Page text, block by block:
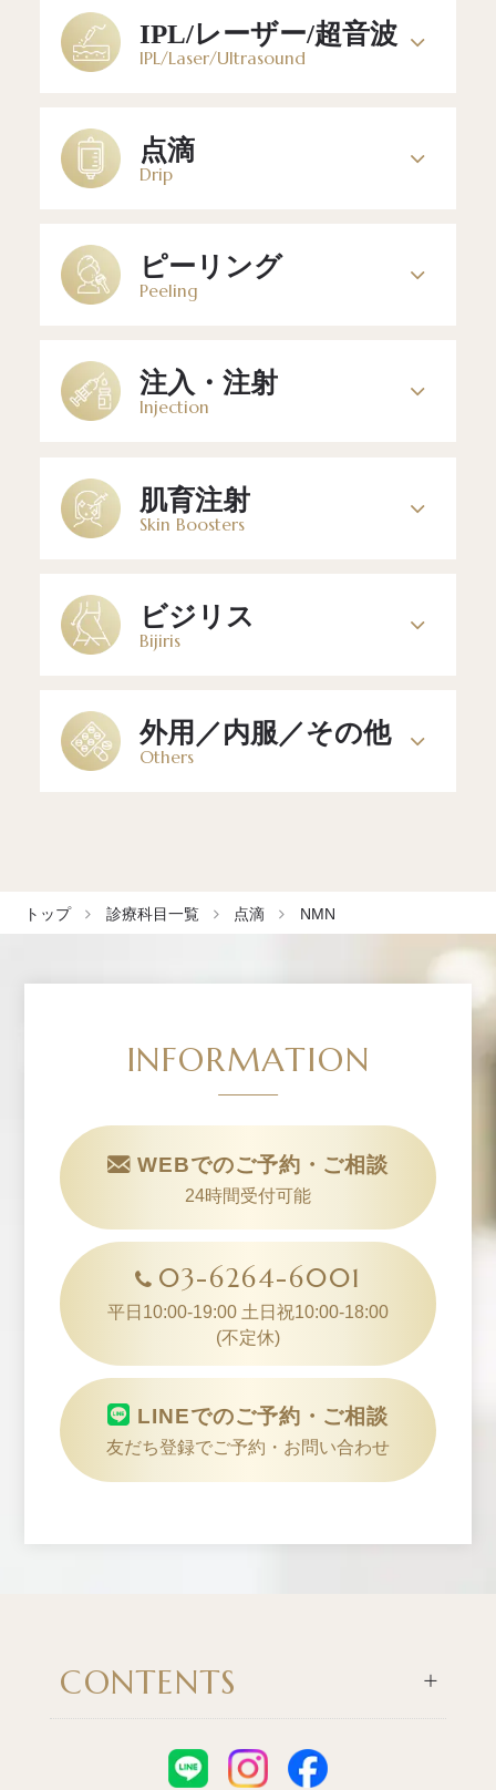
IPL/レーザー/超音波
IPL/Laser/Ultrasound
点滴
Drip
ピーリング
Peeling
注入・注射
Injection
肌育注射
Skin Boosters
ビジリス
Bijiris
外用／内服／その他
Others
トップ 診療科目一覧 点滴 NMN
INFORMATION
WEBでのご予約・ご相談
24時間受付可能
03-6264-6001
平日10:00-19:00 土日祝10:00-18:00
(不定休)
LINEでのご予約・ご相談
友だち登録でご予約・お問い合わせ
CONTENTS